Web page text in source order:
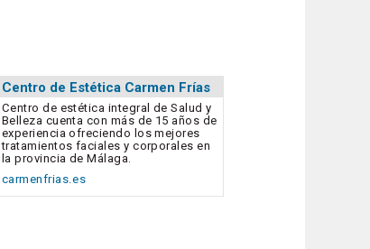
Centro de Estética Carmen Frías
Centro de estética integral de Salud y
Belleza cuenta con más de 15 años de
experiencia ofreciendo los mejores
tratamientos faciales y corporales en
la provincia de Málaga.
carmenfrias.es